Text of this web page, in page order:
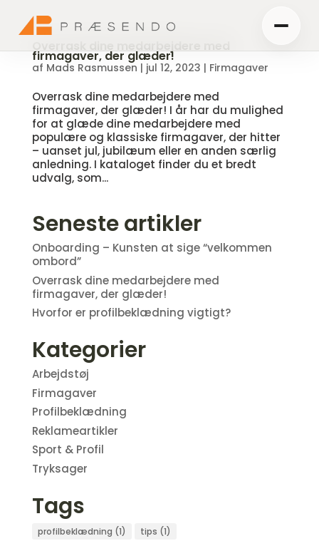
firmagaver, der glæder!
af Mads Rasmussen | jul 12, 2023 | Firmagaver
Overrask dine medarbejdere med
firmagaver, der glæder! I år har du mulighed
for at glæde dine medarbejdere med
populære og klassiske firmagaver, der hitter
– uanset jul, jubilæum eller en anden særlig
anledning. I kataloget finder du et bredt
udvalg, som...
Seneste artikler
Onboarding – Kunsten at sige “velkommen
ombord”
Overrask dine medarbejdere med
firmagaver, der glæder!
Hvorfor er profilbeklædning vigtigt?
Kategorier
Arbejdstøj
Firmagaver
Profilbeklædning
Reklameartikler
Sport & Profil
Tryksager
Tags
profilbeklædning (1) tips (1)